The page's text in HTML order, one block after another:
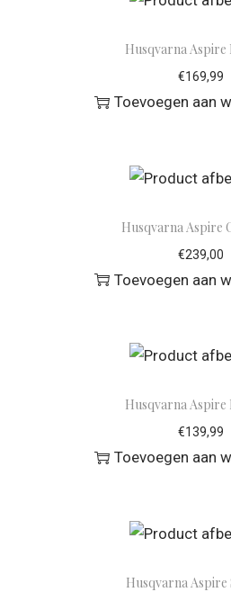
Husqvarna Aspire
€169,99
Toevoegen aan
Husqvarna Aspire
€239,00
Toevoegen aan
Husqvarna Aspire
€139,99
Toevoegen aan
Husqvarna Aspire